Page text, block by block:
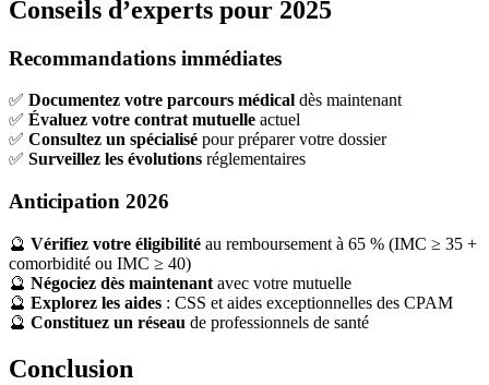
Conseils d’experts pour 2025
Recommandations immédiates
✅ Documentez votre parcours médical dès maintenant
✅ Évaluez votre contrat mutuelle actuel
✅ Consultez un spécialisé pour préparer votre dossier
✅ Surveillez les évolutions réglementaires
Anticipation 2026
🔮 Vérifiez votre éligibilité au remboursement à 65 % (IMC ≥ 35 +
comorbidité ou IMC ≥ 40)
🔮 Négociez dès maintenant avec votre mutuelle
🔮 Explorez les aides : CSS et aides exceptionnelles des CPAM
🔮 Constituez un réseau de professionnels de santé
Conclusion